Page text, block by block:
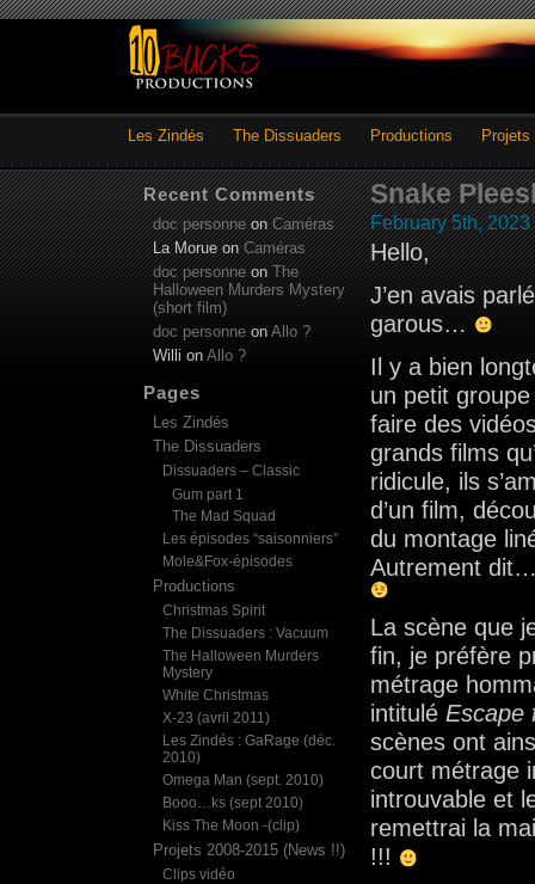
Les Zindés The Dissuaders Productions Projets
Snake
February 5th, 2023
Hello,
J’en avais
garous…
Il y a bien
un petit
faire des
grands films
ridicule, ils
d’un film,
du montage
Autrement dit…
La scène que
fin, je préfère
métrage
intitulé Escape
scènes ont
court métrage
introuvable et
remettrai la
!!!
Recent Comments
doc personneonCaméras
La MorueonCaméras
doc personneonThe
Halloween Murders Mystery
(short film)
doc personne on Allo ?
Willi on Allo ?
Pages
Les Zindés
The Dissuaders
Dissuaders – Classic
Gum part 1
The Mad Squad
Les épisodes “saisonniers”
Mole&Fox-épisodes
Productions
Christmas Spirit
The Dissuaders : Vacuum
The Halloween Murders
Mystery
White Christmas
X-23 (avril 2011)
Les Zindés : GaRage (déc.
2010)
Omega Man (sept. 2010)
Booo…ks (sept 2010)
Kiss The Moon -(clip)
Projets 2008-2015 (News !!)
Clips vidéo